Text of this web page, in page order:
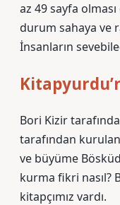
az 49 sayfa
durum sahaya ve
İnsanların
Bori Kizir
tarafından
ve büyüme
kurma fikri nasıl?
kitapçımız vardı.